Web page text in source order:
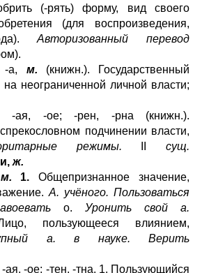
(-рять) форму, вид своего
(для воспроизведения,
Авторизованный перевод
-а, м. (книжн.). Государственный
неограниченной личной власти;
-ая, -ое; -рен, -рна (книжн.).
подчинении власти,
режимы.
сущ.
ж.
м. 1. Общепризнанное значение,
А. учёного. Пользоваться
о. Уронить свой а.
пользующееся влиянием,
а. в науке. Верить
-ая, -ое; -тен, -тна. 1. Пользующийся